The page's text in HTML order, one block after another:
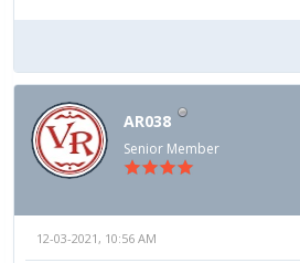
AR038
Senior Member
12-03-2021, 10:56 AM